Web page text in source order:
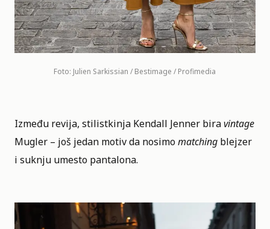
Foto: Julien Sarkissian / Bestimage / Profimedia
Između revija, stilistkinja Kendall Jenner biravintage
Mugler – još jedan motiv da nosimomatching blejzer
i suknju umesto pantalona.